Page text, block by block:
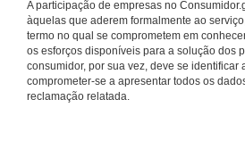
A participação de empresas no
àquelas que aderem formalmente ao
termo no qual se comprometem em
os esforços disponíveis para a solução dos
consumidor, por sua vez, deve se identificar
comprometer-se a apresentar todos os
reclamação relatada.